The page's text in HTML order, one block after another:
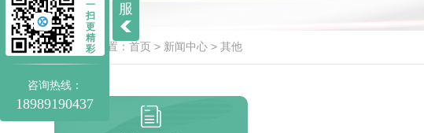
当前位置： 首页 > 新闻中心 > 其他
服
一
扫
更
精
彩
咨询热线：
18989190437